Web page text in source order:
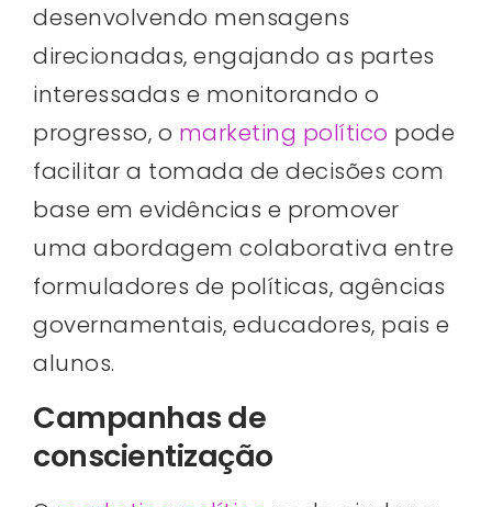
desenvolvendo mensagens
direcionadas, engajando as partes
interessadas e monitorando o
progresso, o marketing político pode
facilitar a tomada de decisões com
base em evidências e promover
uma abordagem colaborativa entre
formuladores de políticas, agências
governamentais, educadores, pais e
alunos.
Campanhas de
conscientização